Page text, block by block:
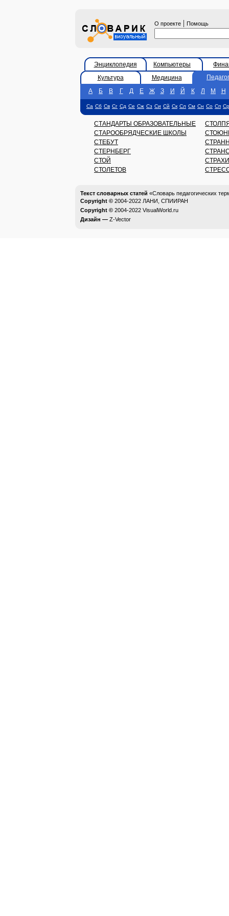
О проекте | Помощь
Энциклопедия Компьютеры
Культура
Медицина
А
Б В Г Д Е Ж З И Й К Л М Н
Са Сб Св Сг Сд Се Сж Сз Си Сй Ск Сл См Сн Со Сп Ср
СТАНДАРТЫ ОБРАЗОВАТЕЛЬНЫЕ
СТАРООБРЯДЧЕСКИЕ ШКОЛЫ
СТЕБУТ
СТЕРНБЕРГ
СТОЙ
СТОЛЕТОВ
СТРАХИ
Текст словарных статей «Словарь педагогических
Copyright © 2004-2022 ЛАНИ, СПИИРАН
Copyright © 2004-2022 VisualWorld.ru
Дизайн — Z-Vector